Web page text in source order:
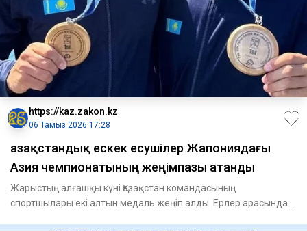
https://kaz.zakon.kz
06 Тамыз 2026 17:28
Қазақстандық ескек есушілер Жапониядағы
Азия чемпионатының жеңімпазы атанды
Жарыстың алғашқы күні Қазақстан командасының
спортшылары екі алтын медаль жеңіп алды. Ерлер арасында